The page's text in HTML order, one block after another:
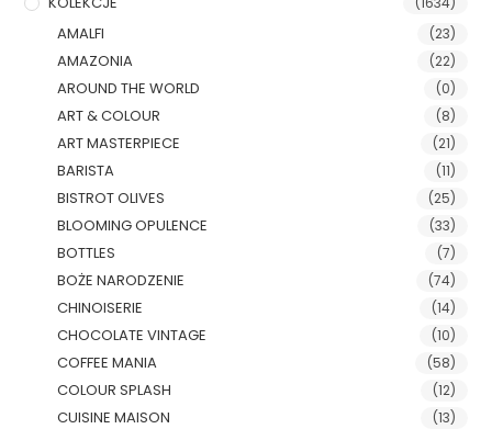
AMALFI (23)
AMAZONIA (22)
AROUND THE WORLD (0)
ART & COLOUR (8)
ART MASTERPIECE (21)
BARISTA (11)
BISTROT OLIVES (25)
BLOOMING OPULENCE (33)
BOTTLES (7)
BOŻE NARODZENIE (74)
CHINOISERIE (14)
CHOCOLATE VINTAGE (10)
COFFEE MANIA (58)
COLOUR SPLASH (12)
CUISINE MAISON (13)